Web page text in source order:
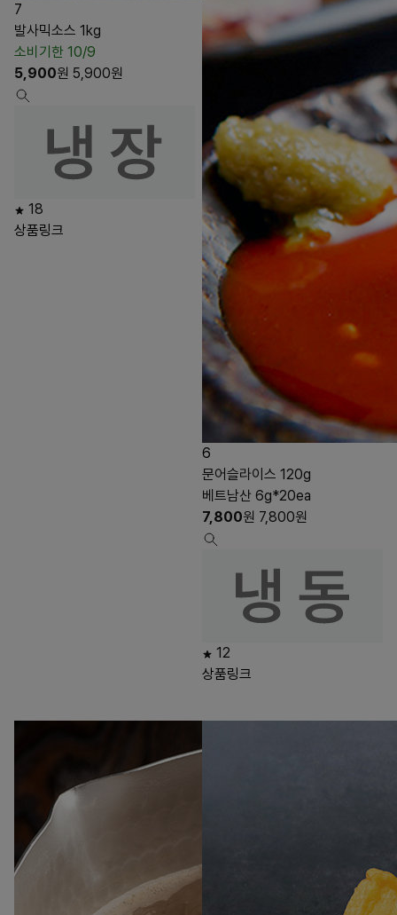
7
발사믹소스 1kg
소비기한 10/9
5,900원 5,900원
18
상품링크
6
문어슬라이스 120g
베트남산 6g*20ea
7,800원 7,800원
12
상품링크